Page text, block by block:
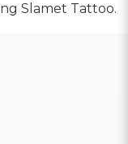
Slamet Tattoo.